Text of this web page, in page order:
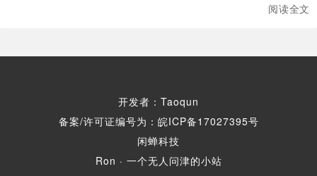
阅读全文
开发者：Taoqun
备案/许可证编号为：皖ICP备17027395号
闲蝉科技
Ron · 一个无人问津的小站